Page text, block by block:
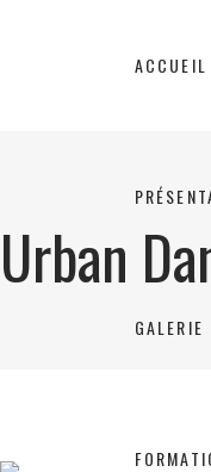
ACCUEIL
GALERIE
Urban